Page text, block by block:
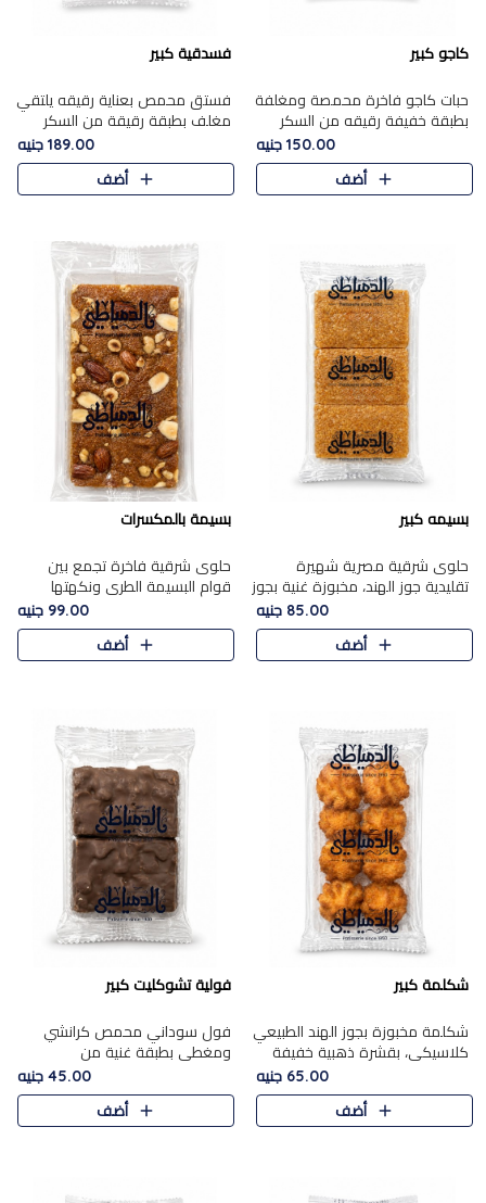
كاجو كبير
حبات كاجو فاخرة محمصة ومغلفة
بطبقة خفيفة رقيقه من السكر
المكرمل، تجمع بين توازن النعومة
زبدية غنية فاخرة والقرمشة
المرضية في حلوى شرقية بطاب..
150.00 جنيه
أضف
فسدقية كبير
فستق محمص بعناية رقيقه يلتقي
مغلف بطبقة رقيقة من السكر
المكرمل، ليقدم مذاقًا فاخرًا حلوي
شرقية فاخرة ونكهة غنية ناتي تميز
كل قطعة و قوام هش
189.00 جنيه
أضف
بسيمه كبير
حلوى شرقية مصرية شهيرة
تقليدية جوز الهند، مخبوزة غنية بجوز
الهند، بلمسه ذهبية وتتميز بقوامها
المرمل وطعمها اللذيذ الذي يشبه
البسبوسة. تُخبز..
85.00 جنيه
أضف
بسيمة بالمكسرات
حلوى شرقية فاخرة تجمع بين
قوام البسيمة الطري ونكهتها
الغنية، مزينة بتشكيلة مختارة من
اللوز والبندق والمكسرات الفاخرة.
مزيج متوازن من القوام ..
99.00 جنيه
أضف
شكلمة كبير
شكلمة مخبوزة بجوز الهند الطبيعي
كلاسيكي، بقشرة ذهبية خفيفة
وقلب طري رطب يذوب في الفم،
تمنحك المذاق الشرقي الحلو الأصيل
التقليدي في كل لقمة.
65.00 جنيه
أضف
فولية تشوكليت كبير
فول سوداني محمص كرانشي
ومغطى بطبقة غنية من
الشوكولاتة، يجمع بين طعم
القرمشة الأصيلة الكلاسكيكية
التقليدية للفول السوداني وحلاوة
45.00 جنيه
أضف